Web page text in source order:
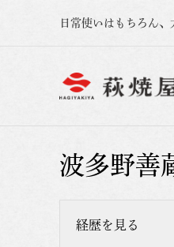
日常使いはもちろん
波多野善
経歴を見る